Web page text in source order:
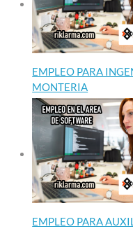
EMPLEO PARA
MONTERIA
EMPLEO PARA